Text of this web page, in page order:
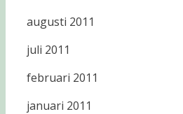
augusti 2011
juli 2011
februari 2011
januari 2011